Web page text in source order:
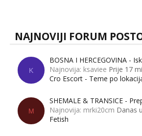
NAJNOVIJI FORUM
K
BOSNA I HERCEGOVINA -
Najnovija: ksaviee Prije 17
Cro Escort - Teme po
M
SHEMALE & TRANSICE -
Najnovija: mrki20cm Danas
Fetish